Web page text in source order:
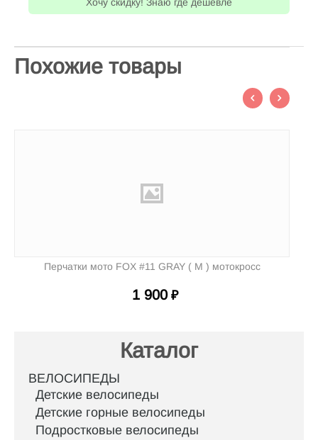
Хочу скидку! Знаю где дешевле
Похожие товары
Перчатки мото FOX #11 GRAY ( M ) мотокросс
1 900 ₽
Каталог
ВЕЛОСИПЕДЫ
Детские велосипеды
Детские горные велосипеды
Подростковые велосипеды